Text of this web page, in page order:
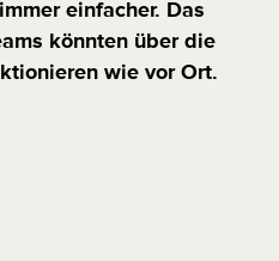
einfacher. Das
könnten über die
wie vor Ort.